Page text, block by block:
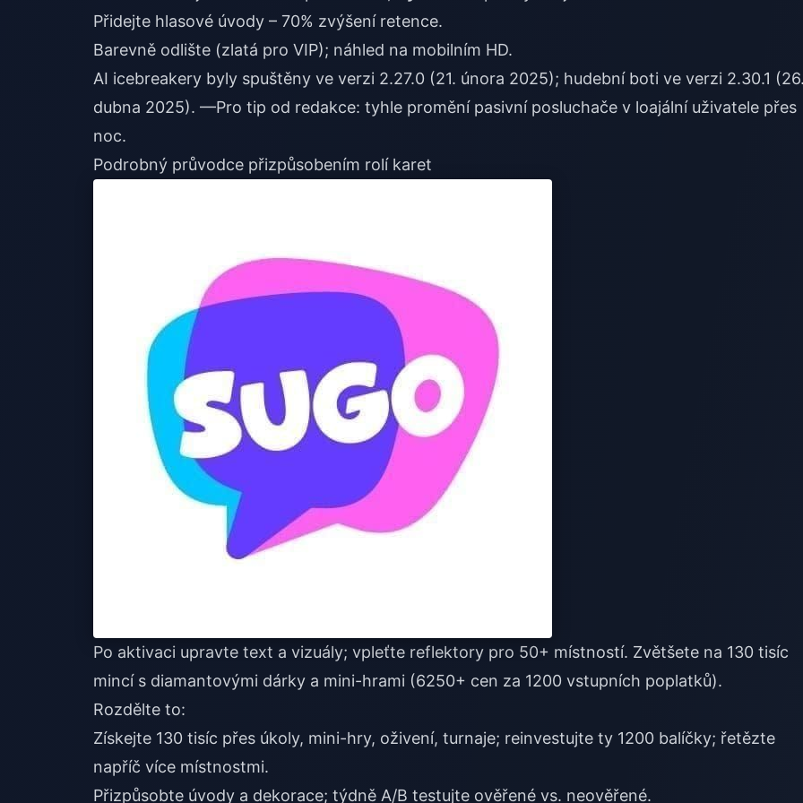
Přidejte hlasové úvody – 70% zvýšení retence.
Barevně odlište (zlatá pro VIP); náhled na mobilním HD.
AI icebreakery byly spuštěny ve verzi 2.27.0 (21. února 2025); hudební boti ve verzi 2.30.1
dubna 2025). —Pro tip od redakce: tyhle promění pasivní posluchače v loajální uživatele přes
noc.
Podrobný průvodce přizpůsobením rolí karet
Po aktivaci upravte text a vizuály; vpleťte reflektory pro 50+ místností. Zvětšete na 130 tisíc
mincí s diamantovými dárky a mini-hrami (6250+ cen za 1200 vstupních poplatků).
Rozdělte to:
Získejte 130 tisíc přes úkoly, mini-hry, oživení, turnaje; reinvestujte ty 1200 balíčky; řetězte
napříč více místnostmi.
Přizpůsobte úvody a dekorace; týdně A/B testujte ověřené vs. neověřené.